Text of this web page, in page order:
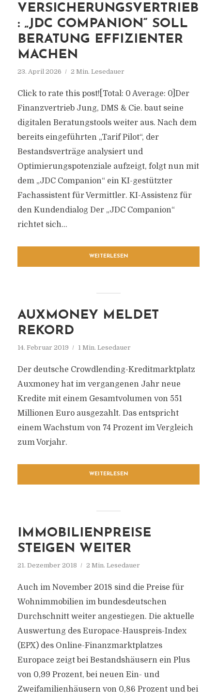
VERSICHERUNGSVERTRIEB
: „JDC COMPANION“ SOLL
BERATUNG EFFIZIENTER
MACHEN
23. April 2026 2 Min. Lesedauer
Click to rate this post![Total: 0 Average: 0]Der
Finanzvertrieb Jung, DMS & Cie. baut seine
digitalen Beratungstools weiter aus. Nach dem
bereits eingeführten „Tarif Pilot“, der
Bestandsverträge analysiert und
Optimierungspotenziale aufzeigt, folgt nun mit
dem „JDC Companion“ ein KI-gestützter
Fachassistent für Vermittler. KI-Assistenz für
den Kundendialog Der „JDC Companion“
richtet sich...
WEITERLESEN
AUXMONEY MELDET
REKORD
14. Februar 2019 1 Min. Lesedauer
Der deutsche Crowdlending-Kreditmarktplatz
Auxmoney hat im vergangenen Jahr neue
Kredite mit einem Gesamtvolumen von 551
Millionen Euro ausgezahlt. Das entspricht
einem Wachstum von 74 Prozent im Vergleich
zum Vorjahr.
WEITERLESEN
IMMOBILIENPREISE
STEIGEN WEITER
21. Dezember 2018 2 Min. Lesedauer
Auch im November 2018 sind die Preise für
Wohnimmobilien im bundesdeutschen
Durchschnitt weiter angestiegen. Die aktuelle
Auswertung des Europace-Hauspreis-Index
(EPX) des Online-Finanzmarktplatzes
Europace zeigt bei Bestandshäusern ein Plus
von 0,99 Prozent, bei neuen Ein- und
Zweifamilienhäusern von 0,86 Prozent und bei